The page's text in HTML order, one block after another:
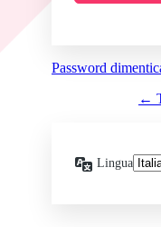
Password
←
Lingua